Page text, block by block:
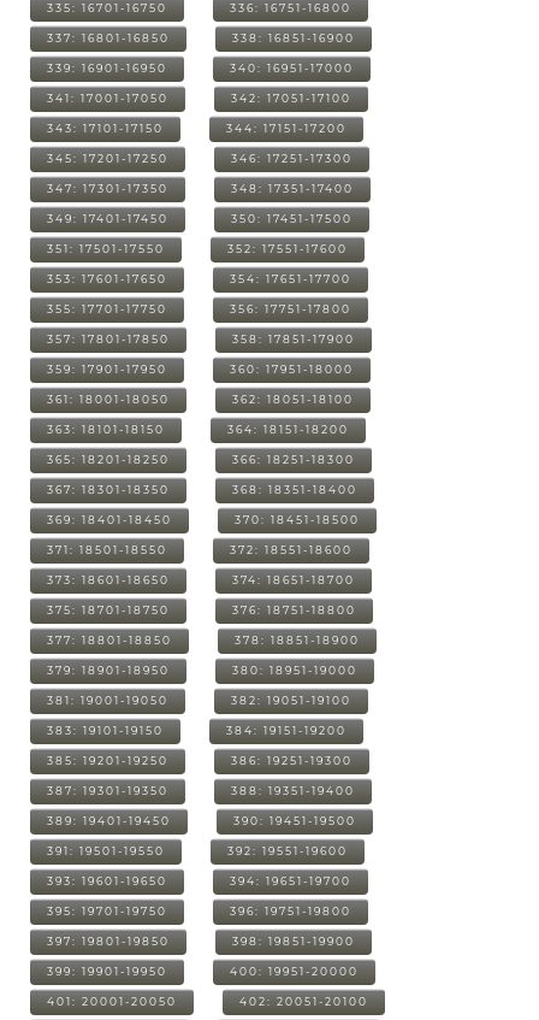
335: 16701-16750 336: 16751-16800
337: 16801-16850 338: 16851-16900
339: 16901-16950 340: 16951-17000
341: 17001-17050 342: 17051-17100
343: 17101-17150 344: 17151-17200
345: 17201-17250 346: 17251-17300
347: 17301-17350 348: 17351-17400
349: 17401-17450 350: 17451-17500
351: 17501-17550 352: 17551-17600
353: 17601-17650 354: 17651-17700
355: 17701-17750 356: 17751-17800
357: 17801-17850 358: 17851-17900
359: 17901-17950 360: 17951-18000
361: 18001-18050 362: 18051-18100
363: 18101-18150 364: 18151-18200
365: 18201-18250 366: 18251-18300
367: 18301-18350 368: 18351-18400
369: 18401-18450 370: 18451-18500
371: 18501-18550 372: 18551-18600
373: 18601-18650 374: 18651-18700
375: 18701-18750 376: 18751-18800
377: 18801-18850 378: 18851-18900
379: 18901-18950 380: 18951-19000
381: 19001-19050 382: 19051-19100
383: 19101-19150 384: 19151-19200
385: 19201-19250 386: 19251-19300
387: 19301-19350 388: 19351-19400
389: 19401-19450 390: 19451-19500
391: 19501-19550 392: 19551-19600
393: 19601-19650 394: 19651-19700
395: 19701-19750 396: 19751-19800
397: 19801-19850 398: 19851-19900
399: 19901-19950 400: 19951-20000
401: 20001-20050 402: 20051-20100